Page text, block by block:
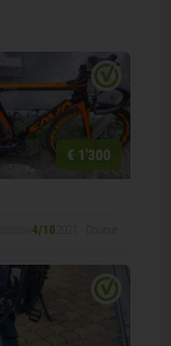
€ 1'300
4/10